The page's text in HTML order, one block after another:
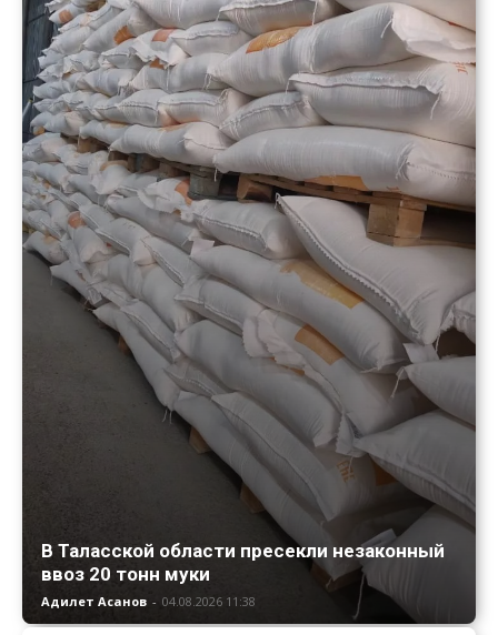
В Таласской области пресекли незаконный
ввоз 20 тонн муки
Адилет Асанов - 04.08.2026 11:38